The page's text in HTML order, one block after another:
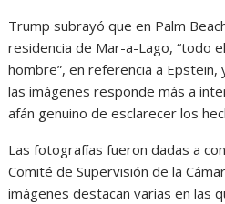
Trump subrayó que en Palm
residencia de Mar-a-Lago, “todo
hombre”, en referencia a
las imágenes responde más a
afán genuino de esclarecer los
Las fotografías fueron dadas a
Comité de Supervisión de la
imágenes destacan varias en las